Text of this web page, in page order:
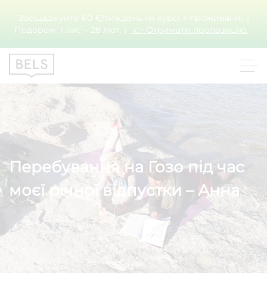
Заощаджуйте 60 €/тиждень на курсі + проживанні. |
Подорож: 1 лис – 28 лют. |
👉 Отримати пропозицію.
Перебування на Гозо під час
моєї річної відпустки – Анна